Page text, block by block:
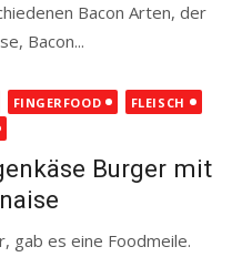
Bacon Arten, der
Bacon...
FINGERFOOD
FLEISCH
Burger mit
es eine Foodmeile.